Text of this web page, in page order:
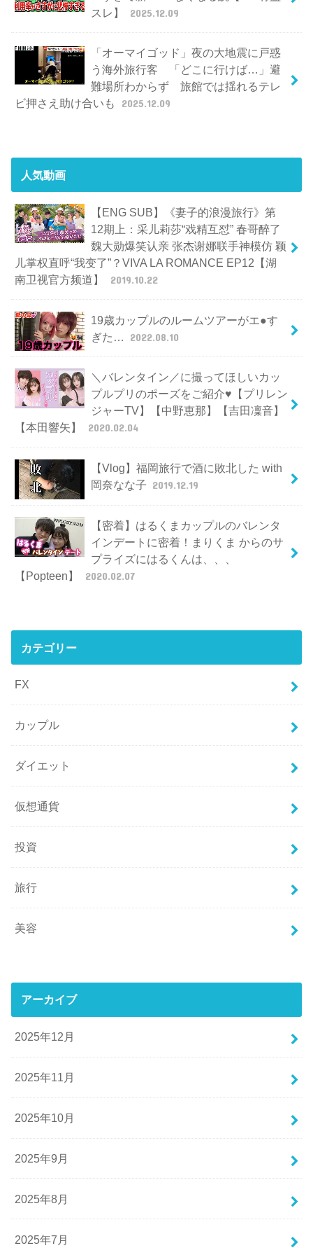
スレ】
2025.12.09
「オーマイゴッド」夜の大地震に戸惑
う海外旅行客 「どこに行けば…」避
難場所わからず 旅館では揺れるテレ
ビ押さえ助け合いも
2025.12.09
人気動画
【ENG SUB】《妻子的浪漫旅行》第
12期上：采儿莉莎“戏精互怼” 春哥醉了
魏大勋爆笑认亲 张杰谢娜联手神模仿 颖
儿掌权直呼“我变了”？VIVA LA ROMANCE EP12【湖
南卫视官方频道】
2019.10.22
19歳カップルのルームツアーがエ●す
ぎた…
2022.08.10
＼バレンタイン／に撮ってほしいカッ
プルプリのポーズをご紹介♥【プリレン
ジャーTV】【中野恵那】【吉田凜音】
【本田響矢】
2020.02.04
【Vlog】福岡旅行で酒に敗北した with
岡奈なな子 2019.12.19
【密着】はるくまカップルのバレンタ
インデートに密着！まりくま からのサ
プライズにはるくんは、、、
【Popteen】
2020.02.07
カテゴリー
FX
カップル
ダイエット
仮想通貨
投資
旅行
美容
アーカイブ
2025年12月
2025年11月
2025年10月
2025年9月
2025年8月
2025年7月